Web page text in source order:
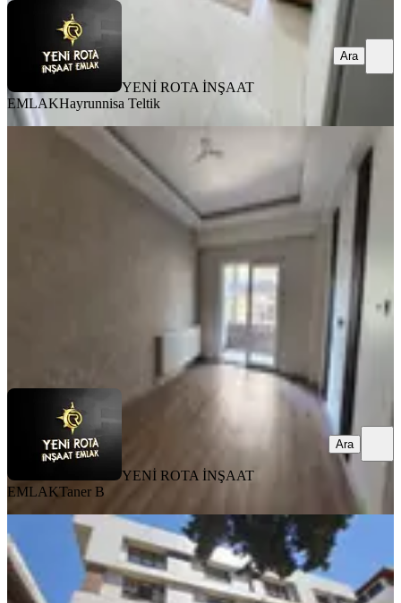
YENİ ROTA İNŞAAT
EMLAKHayrunnisa Teltik
Ara
BALKONLU
6 Şubat Sonrası 2+1 Kiralık Daire
Dulkadiroğlu, Bahçeli Evler Mahallesi
90 m²· 2. Kat·31.07.2026
YENİ ROTA İNŞAAT EMLAKTaner B
YENİ ROTA İNŞAAT
EMLAKTaner B
Ara
MANZARALI
Yeni Rota'dan Çarşı Merkezde Eşyalı
2+0 Kiralık Daire
Dulkadiroğlu, Yeni Şehir Mahallesi